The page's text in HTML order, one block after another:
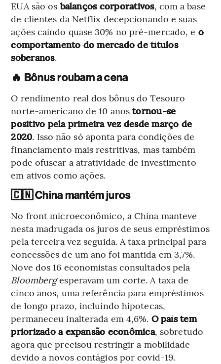
EUA são os balanços corporativos, com a base
de clientes da Netflix decepcionando e suas
ações caindo quase 30% no pré-mercado, e o
comportamento do mercado de títulos
soberanos.
🔥 Bônus roubam a cena
O rendimento real dos bônus do Tesouro
norte-americano de 10 anostornou-se
positivo pela primeira vez desde março de
2020. Isso não só aponta para condições de
financiamento mais restritivas, mas também
pode ofuscar a atratividade de investimento
em ativos como ações.
🇨🇳 China mantém juros
No front microeconômico, a China manteve
nesta madrugada os juros de seus empréstimos
pela terceira vez seguida. A taxa principal para
concessões de um ano foi mantida em 3,7%.
Nove dos 16 economistas consultados pela
Bloombergesperavam um corte. A taxa de
cinco anos, uma referência para empréstimos
de longo prazo, incluindo hipotecas,
permaneceu inalterada em 4,6%. O país tem
priorizado a expansão econômica, sobretudo
agora que precisou restringir a mobilidade
devido a novos contágios por covid-19.